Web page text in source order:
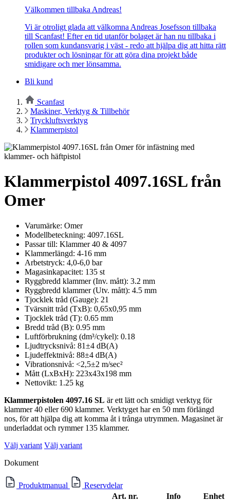
Välkommen tillbaka Andreas!
Vi är otroligt glada att välkomna Andreas Josefsson tillbaka
till Scanfast! Efter en tid utanför bolaget är han nu tillbaka i
rollen som kundansvarig i väst - redo att hjälpa dig att hitta rätt
produkter och lösningar för att göra dina projekt både
smidigare och mer lönsamma.
Bli kund
Scanfast
Maskiner, Verktyg & Tillbehör
Tryckluftsverktyg
Klammerpistol
Klammerpistol 4097.16SL från
Omer
Varumärke: Omer
Modellbeteckning: 4097.16SL
Passar till: Klammer 40 & 4097
Klammerlängd: 4-16 mm
Arbetstryck: 4,0-6,0 bar
Magasinkapacitet: 135 st
Ryggbredd klammer (Inv. mått): 3.2 mm
Ryggbredd klammer (Utv. mått): 4.5 mm
Tjocklek tråd (Gauge): 21
Tvärsnitt tråd (TxB): 0,65x0,95 mm
Tjocklek tråd (T): 0.65 mm
Bredd tråd (B): 0.95 mm
Luftförbrukning (dm³/cykel): 0.18
Ljudtrycksnivå: 81±4 dB(A)
Ljudeffektnivå: 88±4 dB(A)
Vibrationsnivå: <2,5±2 m/sec²
Mått (LxBxH): 223x43x198 mm
Nettovikt: 1.25 kg
Klammerpistolen 4097.16 SL är ett lätt och smidigt verktyg för
klammer 40 eller 690 klammer. Verktyget har en 50 mm förlängd
nos, för att hjälpa dig att komma åt i trånga utrymmen. Magasinet är
underladdat och rymmer 135 klammer.
Välj variant Välj variant
Dokument
Produktmanual
Reservdelar
Art. nr.
Info Enhet